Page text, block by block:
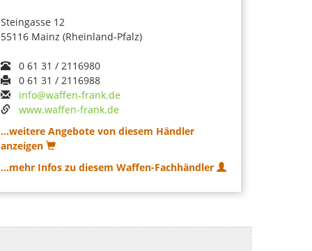
Steingasse 12
55116 Mainz (Rheinland-Pfalz)
0 61 31 / 2116980
0 61 31 / 2116988
info@waffen-frank.de
www.waffen-frank.de
...weitere Angebote von diesem Händler
anzeigen
...mehr Infos zu diesem Waffen-Fachhändler